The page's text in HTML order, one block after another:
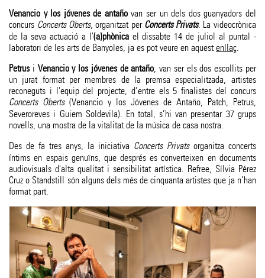
Venancio y los jóvenes de antañovan ser un dels dos guanyadors del
concurs Concerts Oberts, organitzat per Concerts Privats. La videocrònica
de la seva actuació a l'(a)phònicael dissabte 14 de juliol al puntal -
laboratori de les arts de Banyoles, ja es pot veure en aquestenllaç.
Petrusi Venancio y los jóvenes de antaño, van ser els dos escollits per
un jurat format per membres de la premsa especialitzada, artistes
reconeguts i l'equip del projecte, d’entre els 5 finalistes del concurs
Concerts Oberts(Venancio y los Jóvenes de Antaño, Patch, Petrus,
Severoreves i Guiem Soldevila). En total, s’hi van presentar 37 grups
novells, una mostra de la vitalitat de la música de casa nostra.
Des de fa tres anys, la iniciativa Concerts Privatsorganitza concerts
íntims en espais genuïns, que després es converteixen en documents
audiovisuals d'alta qualitat i sensibilitat artística. Refree, Sílvia Pérez
Cruz o Standstill són alguns dels més de cinquanta artistes que ja n’han
format part.